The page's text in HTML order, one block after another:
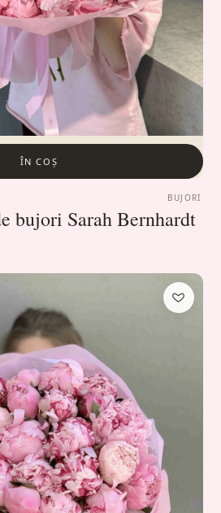
ÎN COȘ
BUJORI
bujori Sarah Bernhardt